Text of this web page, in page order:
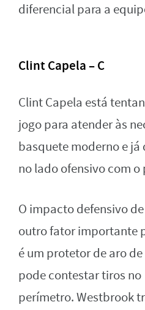
diferencial para a
Clint Capela – C
Clint Capela está
jogo para atender às
basquete moderno e já
no lado ofensivo com
O impacto defensivo
outro fator importante
é um protetor de aro
pode contestar tiros no
perímetro. Westbrook